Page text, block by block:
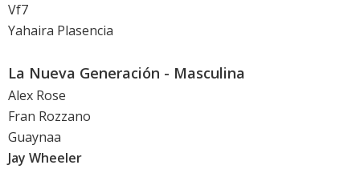
Vf7
Yahaira Plasencia
La Nueva Generación - Masculina
Alex Rose
Fran Rozzano
Guaynaa
Jay Wheeler